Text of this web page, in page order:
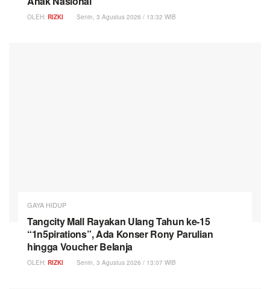
OLEH: RIZKI Senin, 3 Agustus 2026 / 13:32 WIB
GAYA HIDUP
Tangcity Mall Rayakan Ulang Tahun ke-15
“1n5pirations”, Ada Konser Rony Parulian
hingga Voucher Belanja
OLEH: RIZKI Senin, 3 Agustus 2026 / 13:07 WIB